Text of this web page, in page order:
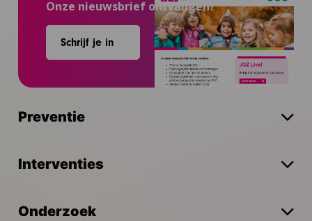
Onze nieuwsbrief ontvangen?
Schrijf je in
Preventie
Interventies
Onderzoek